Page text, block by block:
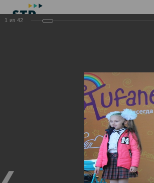
Карта города
Справочная информация
Территориальные органы и
Актуальная информация
Строительство
1 из 42